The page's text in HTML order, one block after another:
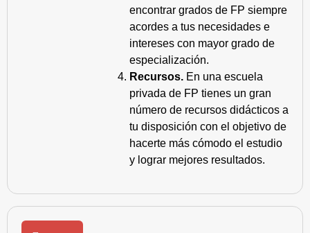
encontrar grados de FP siempre
acordes a tus necesidades e
intereses con mayor grado de
especialización.
Recursos. En una escuela
privada de FP tienes un gran
número de recursos didácticos a
tu disposición con el objetivo de
hacerte más cómodo el estudio
y lograr mejores resultados.